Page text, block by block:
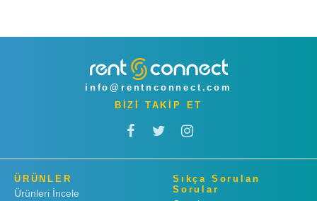
info@rentnconnect.com
BİZİ TAKİP ET
ÜRÜNLER
Ürünleri İncele
Sıkça Sorulan
Sorular